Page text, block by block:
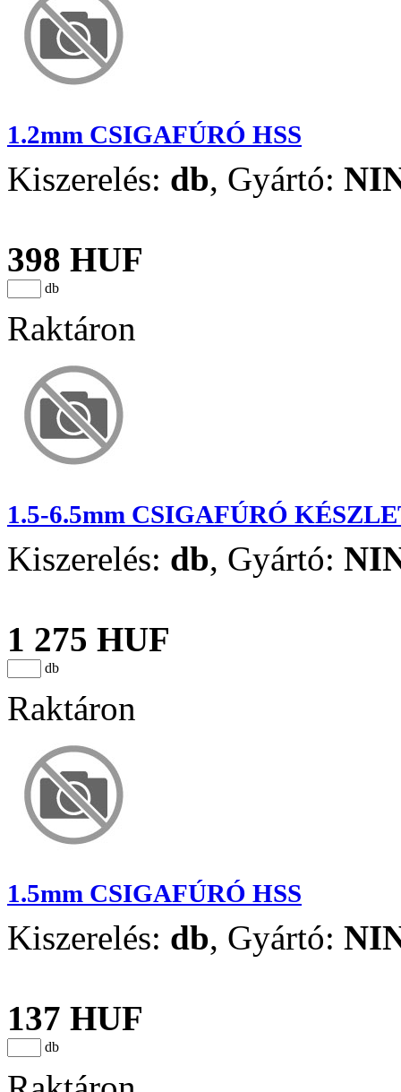
1.2mm CSIGAFÚRÓ HSS
Kiszerelés: db, Gyártó:
398 HUF
db
Raktáron
1.5-6.5mm CSIGAFÚRÓ
Kiszerelés: db, Gyártó:
1 275 HUF
db
Raktáron
1.5mm CSIGAFÚRÓ HSS
Kiszerelés: db, Gyártó:
137 HUF
db